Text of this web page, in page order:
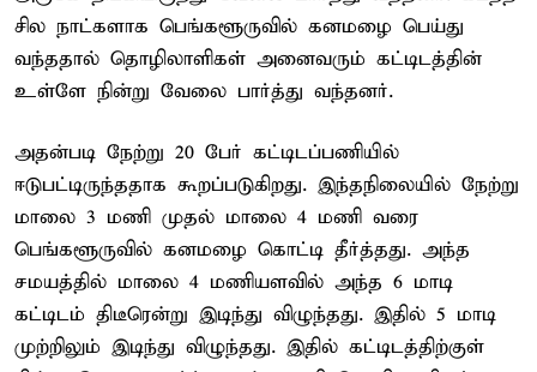
சில நாட்களாக பெங்களூருவில் கனமழை பெய்து
வந்ததால் தொழிலாளிகள் அனைவரும் கட்டிடத்தின்
உள்ளே நின்று வேலை பார்த்து வந்தனர்.
அதன்படி நேற்று 20 பேர் கட்டிடப்பணியில்
ஈடுபட்டிருந்ததாக கூறப்படுகிறது. இந்தநிலையில் நேற்று
மாலை 3 மணி முதல் மாலை 4 மணி வரை
பெங்களூருவில் கனமழை கொட்டி தீர்த்தது. அந்த
சமயத்தில் மாலை 4 மணியளவில் அந்த 6 மாடி
கட்டிடம் திடீரென்று இடிந்து விழுந்தது. இதில் 5 மாடி
முற்றிலும் இடிந்து விழுந்தது. இதில் கட்டிடத்திற்குள்